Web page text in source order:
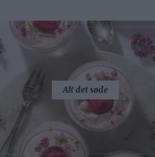
Alt det søde